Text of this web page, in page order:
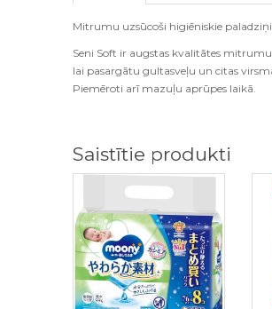
Mitrumu uzsūcoši higiēniskie paladziņi
Seni Soft ir augstas kvalitātes
lai pasargātu gultasveļu un citas
Piemēroti arī mazuļu aprūpes laikā.
Saistītie produkti